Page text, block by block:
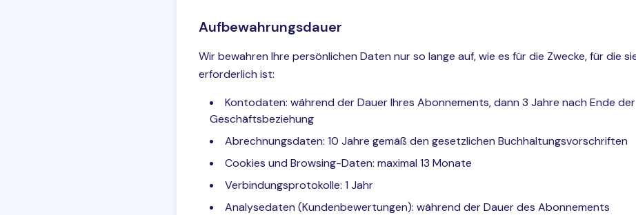
Aufbewahrungsdauer
Wir bewahren Ihre persönlichen Daten nur so lange auf, wie es für die Zwecke, für die
erforderlich ist:
Kontodaten: während der Dauer Ihres Abonnements, dann 3 Jahre nach Ende der
Geschäftsbeziehung
Abrechnungsdaten: 10 Jahre gemäß den gesetzlichen Buchhaltungsvorschriften
Cookies und Browsing-Daten: maximal 13 Monate
Verbindungsprotokolle: 1 Jahr
Analysedaten (Kundenbewertungen): während der Dauer des Abonnements